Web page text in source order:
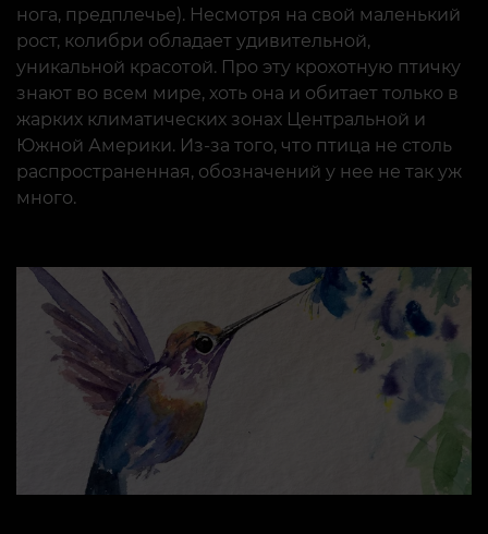
нога, предплечье). Несмотря на свой маленький
рост, колибри обладает удивительной,
уникальной красотой. Про эту крохотную птичку
знают во всем мире, хоть она и обитает только в
жарких климатических зонах Центральной и
Южной Америки. Из-за того, что птица не столь
распространенная, обозначений у нее не так уж
много.